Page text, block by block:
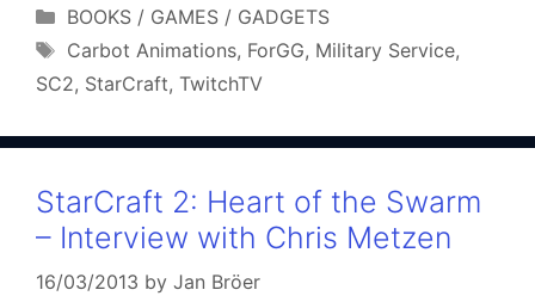
Categories
BOOKS / GAMES / GADGETS
Tags
Carbot Animations, ForGG, Military Service,
SC2, StarCraft, TwitchTV
StarCraft 2: Heart of the Swarm
– Interview with Chris Metzen
16/03/2013 by Jan Bröer